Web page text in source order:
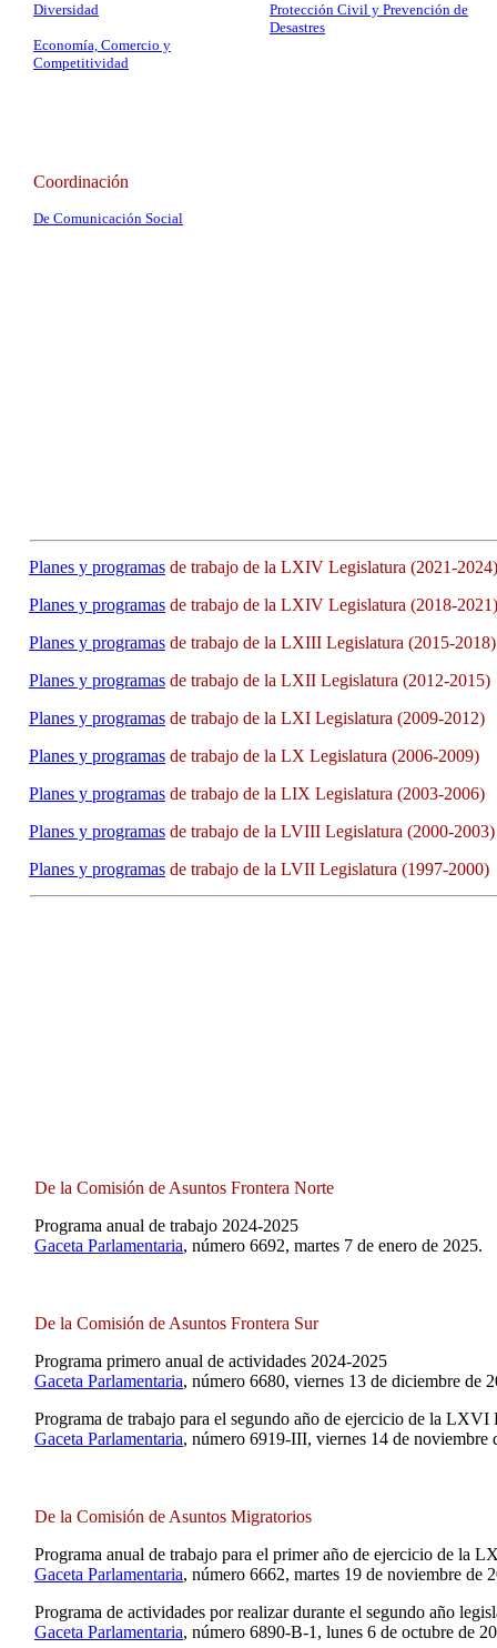
Diversidad
Economía, Comercio y
Competitividad
Coordinación
De Comunicación Social
Protección Civil y Prevención de
Desastres
Planes y programas de trabajo de la LXIV Legislatura (2021-2024)
Planes y programas de trabajo de la LXIV Legislatura (2018-2021)
Planes y programas de trabajo de la LXIII Legislatura (2015-2018)
Planes y programas de trabajo de la LXII Legislatura (2012-2015)
Planes y programas de trabajo de la LXI Legislatura (2009-2012)
Planes y programas de trabajo de la LX Legislatura (2006-2009)
Planes y programas de trabajo de la LIX Legislatura (2003-2006)
Planes y programas de trabajo de la LVIII Legislatura (2000-2003)
Planes y programas de trabajo de la LVII Legislatura (1997-2000)
De la Comisión de Asuntos Frontera Norte
Programa anual de trabajo 2024-2025
Gaceta Parlamentaria, número 6692, martes 7 de enero de 2025.
De la Comisión de Asuntos Frontera Sur
Programa primero anual de actividades 2024-2025
Gaceta Parlamentaria, número 6680, viernes 13 de diciembre de
Programa de trabajo para el segundo año de ejercicio de la LXVI
Gaceta Parlamentaria, número 6919-III, viernes 14 de noviembre
De la Comisión de Asuntos Migratorios
Programa anual de trabajo para el primer año de ejercicio de la
Gaceta Parlamentaria, número 6662, martes 19 de noviembre de
Programa de actividades por realizar durante el segundo año
Gaceta Parlamentaria, número 6890-B-1, lunes 6 de octubre de